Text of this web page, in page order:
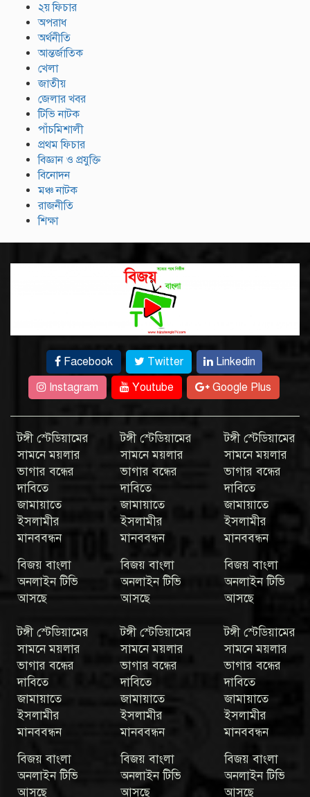
২য় ফিচার
অপরাধ
অর্থনীতি
আন্তর্জাতিক
খেলা
জাতীয়
জেলার খবর
টিভি নাটক
পাঁচমিশালী
প্রথম ফিচার
বিজ্ঞান ও প্রযুক্তি
বিনোদন
মঞ্চ নাটক
রাজনীতি
শিক্ষা
Facebook Twitter
Linkedin
Instagram
Youtube Google Plus
টঙ্গী স্টেডিয়ামের
সামনে ময়লার
ভাগার বন্ধের
দাবিতে
জামায়াতে
ইসলামীর
মানববন্ধন
বিজয় বাংলা
অনলাইন টিভি
আসছে
টঙ্গী স্টেডিয়ামের
সামনে ময়লার
ভাগার বন্ধের
দাবিতে
জামায়াতে
ইসলামীর
মানববন্ধন
বিজয় বাংলা
অনলাইন টিভি
আসছে
টঙ্গী স্টেডিয়ামের
সামনে ময়লার
ভাগার বন্ধের
দাবিতে
জামায়াতে
ইসলামীর
মানববন্ধন
বিজয় বাংলা
অনলাইন টিভি
আসছে
টঙ্গী স্টেডিয়ামের
সামনে ময়লার
ভাগার বন্ধের
দাবিতে
জামায়াতে
ইসলামীর
মানববন্ধন
বিজয় বাংলা
অনলাইন টিভি
আসছে
টঙ্গী স্টেডিয়ামের
সামনে ময়লার
ভাগার বন্ধের
দাবিতে
জামায়াতে
ইসলামীর
মানববন্ধন
বিজয় বাংলা
অনলাইন টিভি
আসছে
টঙ্গী স্টেডিয়ামের
সামনে ময়লার
ভাগার বন্ধের
দাবিতে
জামায়াতে
ইসলামীর
মানববন্ধন
বিজয় বাংলা
অনলাইন টিভি
আসছে